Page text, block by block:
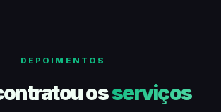
DEPOIMENTOS
osserviços